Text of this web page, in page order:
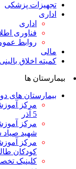
پزشکی
اطلاعات
عمومی
بالینی
های دولتی
آموزشی و درمانی
آموزشی و درمانی
صیاد شیرازی
آموزشی و درمانی
طالقانی گرگان
تخصصی و فوق